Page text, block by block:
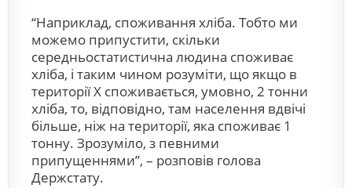
“Наприклад, споживання хліба. Тобто ми
можемо припустити, скільки
середньостатистична людина споживає
хліба, і таким чином розуміти, що якщо в
території Х споживається, умовно, 2 тонни
хліба, то, відповідно, там населення вдвічі
більше, ніж на території, яка споживає 1
тонну. Зрозуміло, з певними
припущеннями”, – розповів голова
Держстату.